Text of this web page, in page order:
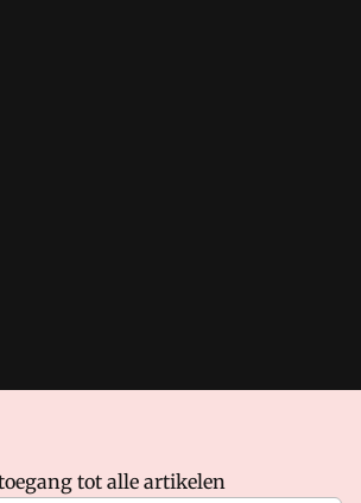
van VMN media. Lees in
staat. Op gebruik van deze site zijn de
tot alle artikelen